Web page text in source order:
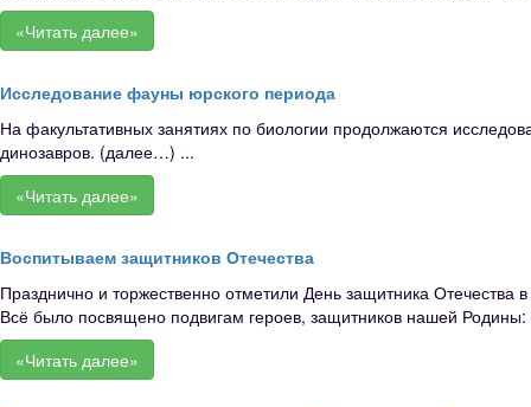
«Читать далее»
Исследование фауны юрского периода
На факультативных занятиях по биологии продолжаются
динозавров. (далее…) ...
«Читать далее»
Воспитываем защитников Отечества
Празднично и торжественно отметили День защитника
Всё было посвящено подвигам героев, защитников нашей
«Читать далее»